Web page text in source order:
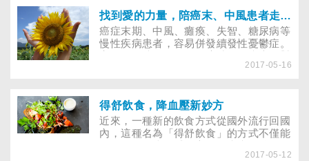
找到愛的力量，陪癌末、中風患者走出憂鬱
癌症末期、中風、癱瘓、失智、糖尿病等
慢性疾病患者，容易併發續發性憂鬱症。
疾病的勇氣，讓他重新找到生命的動力？
2017-05-16
得舒飲食，降血壓新妙方
近來，一種新的飲食方式從國外流行回國
內，這種名為「得舒飲食」的方式不僅能
有利骨質健康、能預防大腸直腸癌。三高
2017-05-12